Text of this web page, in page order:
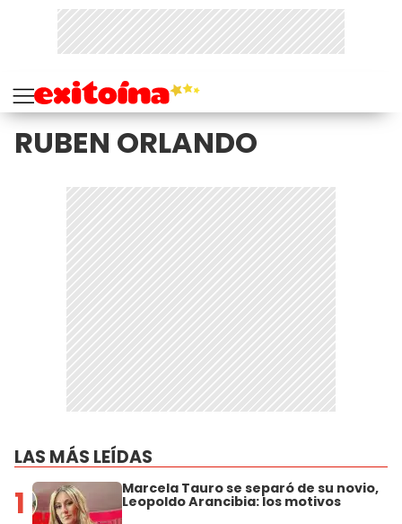
RUBEN ORLANDO
LAS MÁS LEÍDAS
1 Marcela Tauro se separó de su novio,
Leopoldo Arancibia: los motivos